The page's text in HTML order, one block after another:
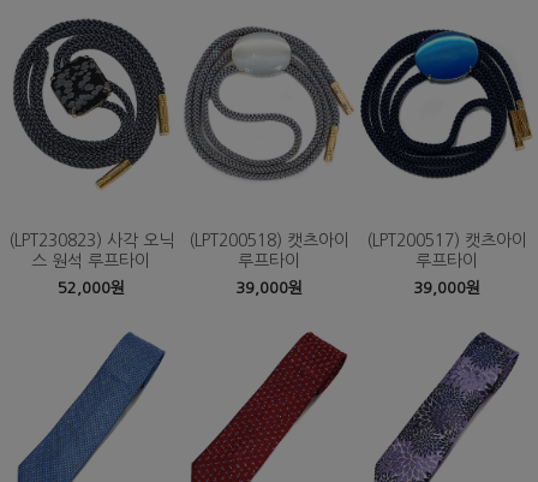
(LPT230823) 사각 오닉
스 원석 루프타이
52,000원
(LPT200518) 캣츠아이
루프타이
39,000원
(LPT200517) 캣츠아이
루프타이
39,000원